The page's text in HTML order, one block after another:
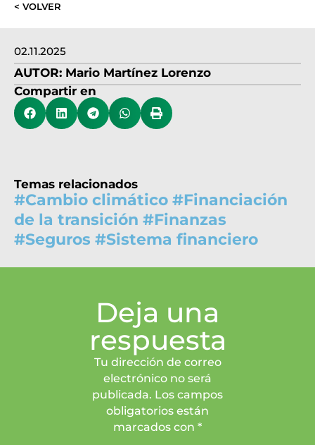
02.11.2025
AUTOR: Mario Martínez Lorenzo
Compartir en
Temas relacionados
#Cambio climático #Financiación
de la transición #Finanzas
#Seguros #Sistema financiero
< VOLVER
Deja una
respuesta
Tu dirección de correo
electrónico no será
publicada. Los campos
obligatorios están
marcados con *